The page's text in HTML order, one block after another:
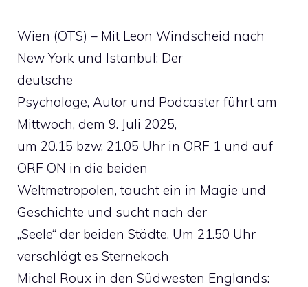
Wien (OTS) – Mit Leon Windscheid nach
New York und Istanbul: Der
deutsche
Psychologe, Autor und Podcaster führt am
Mittwoch, dem 9. Juli 2025,
um 20.15 bzw. 21.05 Uhr in ORF 1 und auf
ORF ON in die beiden
Weltmetropolen, taucht ein in Magie und
Geschichte und sucht nach der
„Seele“ der beiden Städte. Um 21.50 Uhr
verschlägt es Sternekoch
Michel Roux in den Südwesten Englands: